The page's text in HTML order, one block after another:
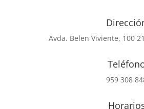
Avda. Belen Viviente, 100
959 308